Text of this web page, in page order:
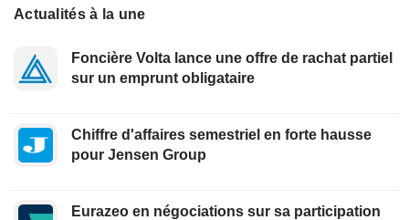
Actualités à la une
Foncière Volta lance une offre de rachat partiel
sur un emprunt obligataire
Chiffre d'affaires semestriel en forte hausse
pour Jensen Group
Eurazeo en négociations sur sa participation